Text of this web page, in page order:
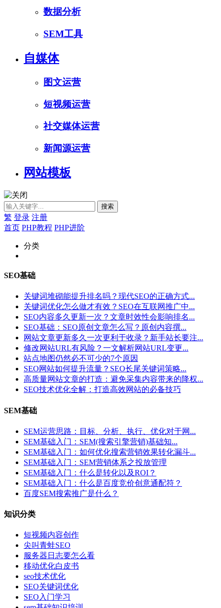
数据分析
SEM工具
自媒体
图文运营
短视频运营
社交媒体运营
新闻源运营
网站模板
繁 登录 注册
首页 PHP教程 PHP进阶
分类
SEO基础
关键词堆砌能提升排名吗？现代SEO的正确方式...
关键词优化怎么做才有效？SEO在互联网推广中...
SEO内容多久更新一次？文章时效性会影响排名...
SEO基础：SEO原创文章怎么写？原创内容撰...
网站文章更新多久一次更利于收录？新手站长要注...
修改网站URL有风险？一文解析网站URL变更...
站点地图仍然必不可少的7个原因
SEO网站如何提升流量？SEO长尾关键词策略...
高质量网站文章的打造：避免采集内容带来的降权...
SEO技术优化全解：打造高效网站的必备技巧
SEM基础
SEM运营思路：目标、分析、执行、优化对于网...
SEM基础入门：SEM(搜索引擎营销)基础知...
SEM基础入门：如何优化搜索营销效果转化漏斗...
SEM基础入门：SEM营销体系之投放管理
SEM基础入门：什么是转化以及ROI？
SEM基础入门：什么是百度竞价创意通配符？
百度SEM搜索推广是什么？
知识分类
短视频内容创作
尖叫青蛙SEO
服务器日志要怎么看
移动优化白皮书
seo技术优化
SEO关键词优化
SEO入门学习